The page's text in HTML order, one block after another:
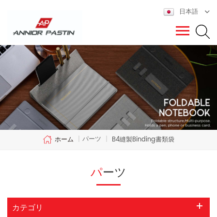
日本語
ホーム | パーツ | B4縫製binding書類袋
パーツ
カテゴリ